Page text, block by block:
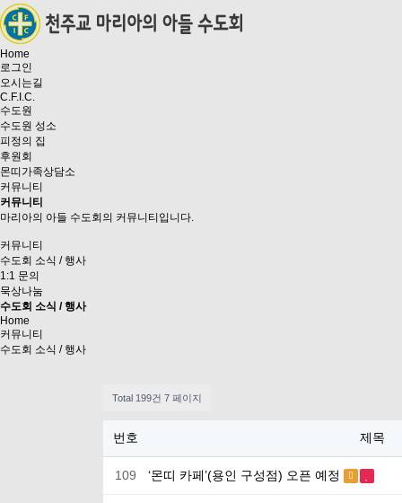
Home
로그인
오시는길
C.F.I.C.
수도원
수도원 성소
피정의 집
후원회
몬띠가족상담소
커뮤니티
커뮤니티
마리아의 아들 수도회의 커뮤니티입니다.
커뮤니티
수도회 소식 / 행사
1:1 문의
묵상나눔
수도회 소식 / 행사
Home
커뮤니티
수도회 소식 / 행사
Total 199건 7 페이지
번호 제목
109 ‘몬띠 카페’(용인 구성점) 오픈 예정